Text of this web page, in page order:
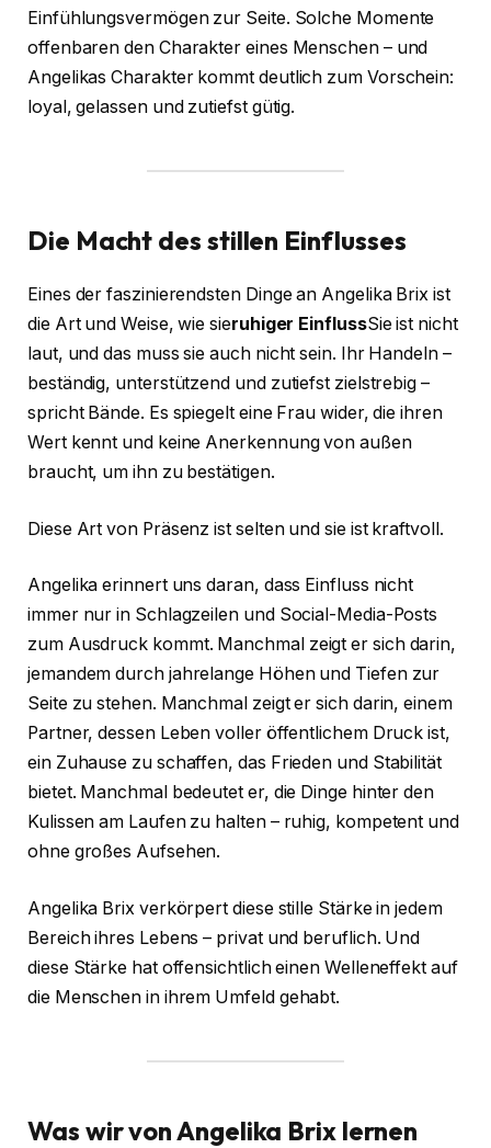
Einfühlungsvermögen zur Seite. Solche Momente
offenbaren den Charakter eines Menschen – und
Angelikas Charakter kommt deutlich zum Vorschein:
loyal, gelassen und zutiefst gütig.
Die Macht des stillen Einflusses
Eines der faszinierendsten Dinge an Angelika Brix ist
die Art und Weise, wie sieruhiger EinflussSie ist nicht
laut, und das muss sie auch nicht sein. Ihr Handeln –
beständig, unterstützend und zutiefst zielstrebig –
spricht Bände. Es spiegelt eine Frau wider, die ihren
Wert kennt und keine Anerkennung von außen
braucht, um ihn zu bestätigen.
Diese Art von Präsenz ist selten und sie ist kraftvoll.
Angelika erinnert uns daran, dass Einfluss nicht
immer nur in Schlagzeilen und Social-Media-Posts
zum Ausdruck kommt. Manchmal zeigt er sich darin,
jemandem durch jahrelange Höhen und Tiefen zur
Seite zu stehen. Manchmal zeigt er sich darin, einem
Partner, dessen Leben voller öffentlichem Druck ist,
ein Zuhause zu schaffen, das Frieden und Stabilität
bietet. Manchmal bedeutet er, die Dinge hinter den
Kulissen am Laufen zu halten – ruhig, kompetent und
ohne großes Aufsehen.
Angelika Brix verkörpert diese stille Stärke in jedem
Bereich ihres Lebens – privat und beruflich. Und
diese Stärke hat offensichtlich einen Welleneffekt auf
die Menschen in ihrem Umfeld gehabt.
Was wir von Angelika Brix lernen